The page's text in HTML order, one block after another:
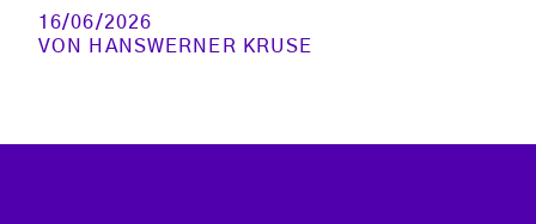
16/06/2026
VON
HANSWERNER KRUSE